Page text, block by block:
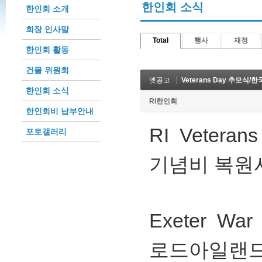
한인회 소개
회장 인사말
한인회 활동
건물 위원회
한인회 소식
한인회비 납부안내
포토갤러리
한인회 소식
Total 행사 재정
옛공고 Veterans Day 추모식/한
RI한인회
RI
기념비 복
Exeter War
로드아일